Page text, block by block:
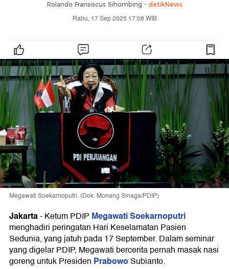
Rolando Fransiscus Sihombing - detikNews
Rabu, 17 Sep 2025 17:08 WIB
Megawati Soekarnoputri. (Dok. Monang Sinaga/PDIP)
Jakarta-Ketum PDIP Megawati Soekarnoputri
menghadiri peringatan Hari Keselamatan Pasien
Sedunia, yang jatuh pada 17 September. Dalam seminar
yang digelar PDIP, Megawati bercerita pernah masak nasi
goreng untuk Presiden PrabowoSubianto.